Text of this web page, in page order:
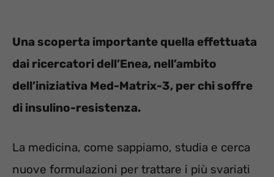
Una scoperta importante quella effettuata
dai ricercatori dell’Enea, nell’ambito
dell’iniziativa Med-Matrix-3, per chi soffre
di insulino-resistenza.
La medicina, come sappiamo, studia e cerca
nuove formulazioni per trattare i più svariati